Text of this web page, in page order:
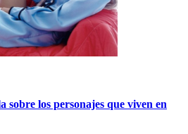
sobre los personajes que viven en